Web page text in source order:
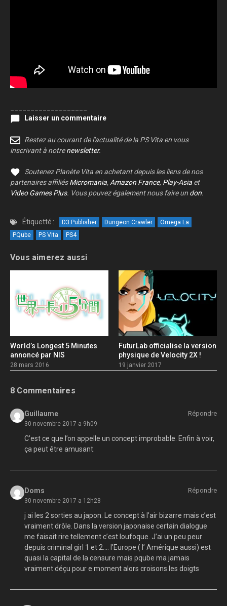
Laisser un commentaire
Restez au courant de l'actualité de la PS Vita en vous
inscrivant à notrenewsletter.
Soutenez Planète Vita en achetant depuis les liens de nos
partenaires affiliésMicromania,Amazon France, Play-Asia et
Video Games Plus. Vous pouvez également nous faire un don.
Étiquetté : D3 Publisher Dungeon Crawler
Omega La
PQube
PS Vita PS4
Vous aimerez aussi
World’s Longest 5 Minutes
annoncé par NIS
28 mars 2016
FuturLab officialise la version
physique de Velocity 2X !
19 janvier 2017
8 Commentaires
Guillaume
30 novembre 2017 a 9h09
Répondre
C’est ce que l’on appelle un concept improbable. Enfin à voir,
ça peut être amusant.
Doms
30 novembre 2017 a 12h28
Répondre
j ai les 2 sorties au japon. Le concept à l’air bizarre mais c’est
vraiment drôle. Dans la version japonaise certain dialogue
me faisait rire tellement c’est loufoque. J’ai un peu peur
depuis criminal girl 1 et 2…. l’Europe ( l’ Amérique aussi) est
quasi la capital de la censure mais pqube ma jamais
vraiment déçu pour e moment alors croisons les doigts